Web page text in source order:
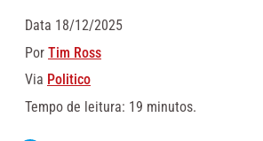
Data 18/12/2025
Por Tim Ross
Via Politico
Tempo de leitura: 19 minutos.